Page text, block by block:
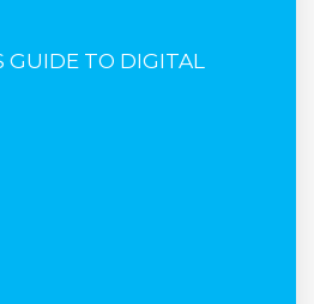
GUIDE TO DIGITAL